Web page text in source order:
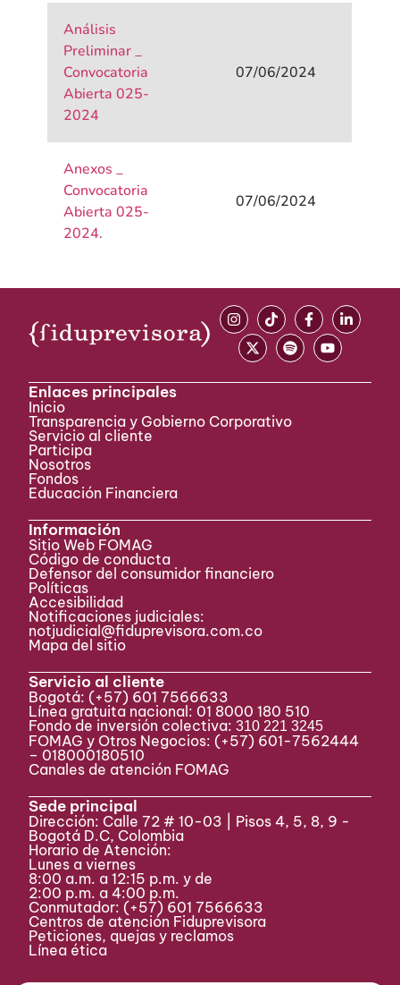
Análisis
Preliminar _
Convocatoria
Abierta 025-
2024
07/06/2024
Anexos _
Convocatoria
Abierta 025-
2024.
07/06/2024
Enlaces principales
Inicio
Transparencia y Gobierno Corporativo
Servicio al cliente
Participa ​
Nosotros
Fondos
Educación Financiera
Información
Sitio Web FOMAG
Código de conducta
Defensor del consumidor financiero
Políticas
Accesibilidad
Notificaciones judiciales:
notjudicial@fiduprevisora.com.co
Mapa del sitio
Servicio al cliente
Bogotá: (+57) 601 7566633
Línea gratuita nacional: 01 8000 180 510
Fondo de inversión colectiva:310 221 3245
FOMAG y Otros Negocios: (+57) 601-7562444
– 018000180510
Canales de atención FOMAG
Sede principal
Dirección: Calle 72 # 10-03 | Pisos 4, 5, 8, 9 -
Bogotá D.C, Colombia
Horario de Atención:
Lunes a viernes
8:00 a.m. a 12:15 p.m. y de
2:00 p.m. a 4:00 p.m.
Conmutador: (+57) 601 7566633
Centros de atención Fiduprevisora
Peticiones, quejas y reclamos
Línea ética